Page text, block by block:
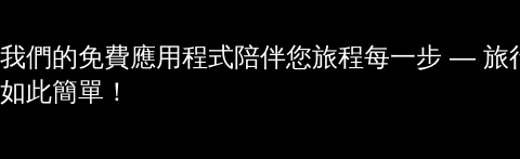
我們的免費應用程式陪伴您旅程每一步 — 旅
如此簡單！